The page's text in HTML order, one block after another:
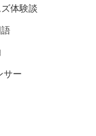
体験談
サー